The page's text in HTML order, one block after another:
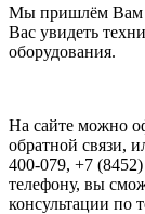
Мы пришлём Вам
Вас увидеть
оборудования.
На сайте можно
обратной связи,
400-079, +7
телефону, вы
консультации по